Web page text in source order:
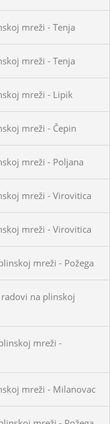
mreži - Tenja
mreži - Tenja
mreži - Lipik
mreži - Čepin
mreži - Poljana
mreži - Virovitica
mreži - Virovitica
mreži - Požega
na plinskoj
mreži -
mreži - Milanovac